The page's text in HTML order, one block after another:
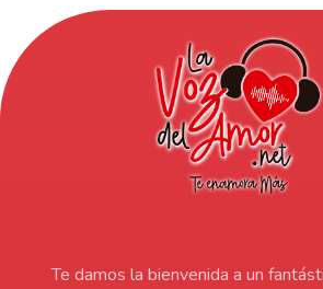
Te damos la bienvenida a un